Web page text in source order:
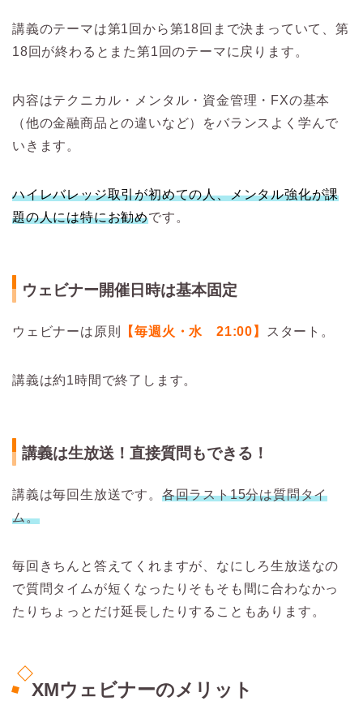
講義のテーマは第1回から第18回まで決まっていて、第
18回が終わるとまた第1回のテーマに戻ります。
内容はテクニカル・メンタル・資金管理・FXの基本
（他の金融商品との違いなど）をバランスよく学んで
いきます。
ハイレバレッジ取引が初めての人、メンタル強化が課
題の人には特にお勧めです。
ウェビナー開催日時は基本固定
ウェビナーは原則 【毎週火・水 21:00】 スタート。
講義は約1時間で終了します。
講義は生放送！直接質問もできる！
講義は毎回生放送です。 各回ラスト15分は質問タイ
ム。
毎回きちんと答えてくれますが、なにしろ生放送なの
で質問タイムが短くなったりそもそも間に合わなかっ
たりちょっとだけ延長したりすることもあります。
XMウェビナーのメリット